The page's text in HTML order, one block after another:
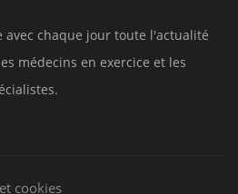
avec chaque jour toute l'actualité
médecins en exercice et les
cookies